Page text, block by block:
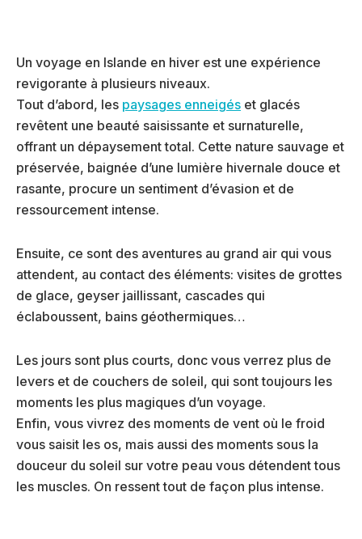
Un voyage en Islande en hiver est une expérience
revigorante à plusieurs niveaux.
Tout d’abord, les paysages enneigés et glacés
revêtent une beauté saisissante et surnaturelle,
offrant un dépaysement total. Cette nature sauvage et
préservée, baignée d’une lumière hivernale douce et
rasante, procure un sentiment d’évasion et de
ressourcement intense.
Ensuite, ce sont des aventures au grand air qui vous
attendent, au contact des éléments: visites de grottes
de glace, geyser jaillissant, cascades qui
éclaboussent, bains géothermiques…
Les jours sont plus courts, donc vous verrez plus de
levers et de couchers de soleil, qui sont toujours les
moments les plus magiques d’un voyage.
Enfin, vous vivrez des moments de vent où le froid
vous saisit les os, mais aussi des moments sous la
douceur du soleil sur votre peau vous détendent tous
les muscles. On ressent tout de façon plus intense.